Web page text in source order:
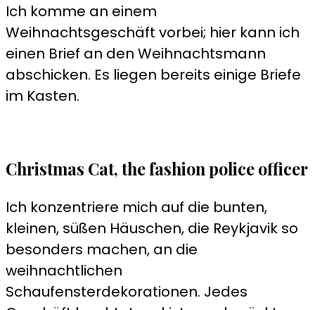
Ich komme an einem
Weihnachtsgeschäft vorbei; hier kann ich
einen Brief an den Weihnachtsmann
abschicken. Es liegen bereits einige Briefe
im Kasten.
Christmas Cat, the fashion police officer
Ich konzentriere mich auf die bunten,
kleinen, süßen Häuschen, die Reykjavik so
besonders machen, an die
weihnachtlichen
Schaufensterdekorationen. Jedes